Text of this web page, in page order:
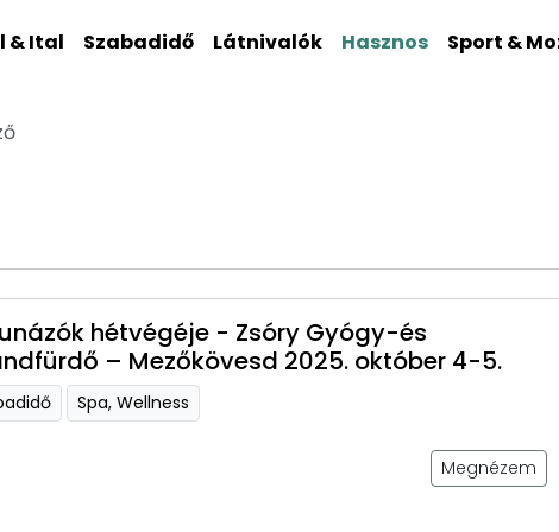
& Ital Szabadidő Látnivalók Hasznos Sport &
hétvégéje - Zsóry Gyógy-és
– Mezőkövesd 2025. október 4-5.
Spa, Wellness
Megnézem